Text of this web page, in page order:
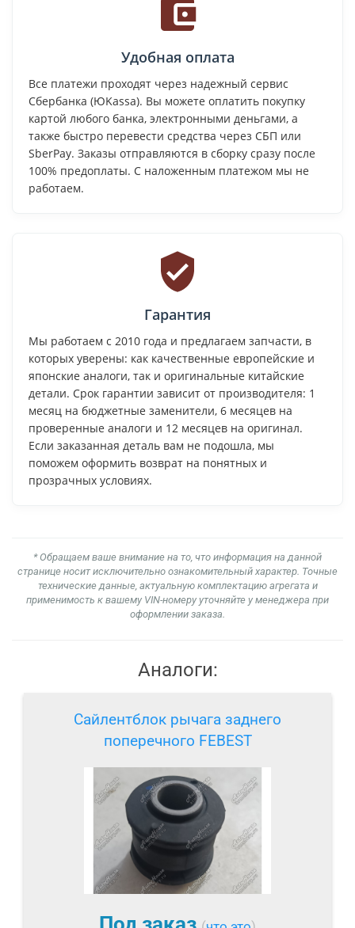
Удобная оплата
Все платежи проходят через надежный сервис
Сбербанка (ЮKassa). Вы можете оплатить покупку
картой любого банка, электронными деньгами, а
также быстро перевести средства через СБП или
SberPay. Заказы отправляются в сборку сразу после
100% предоплаты. С наложенным платежом мы не
работаем.
Гарантия
Мы работаем с 2010 года и предлагаем запчасти, в
которых уверены: как качественные европейские и
японские аналоги, так и оригинальные китайские
детали. Срок гарантии зависит от производителя: 1
месяц на бюджетные заменители, 6 месяцев на
проверенные аналоги и 12 месяцев на оригинал.
Если заказанная деталь вам не подошла, мы
поможем оформить возврат на понятных и
прозрачных условиях.
* Обращаем ваше внимание на то, что информация на данной
странице носит исключительно ознакомительный характер. Точные
технические данные, актуальную комплектацию агрегата и
применимость к вашему VIN-номеру уточняйте у менеджера при
оформлении заказа.
Аналоги:
Сайлентблок рычага заднего
поперечного FEBEST